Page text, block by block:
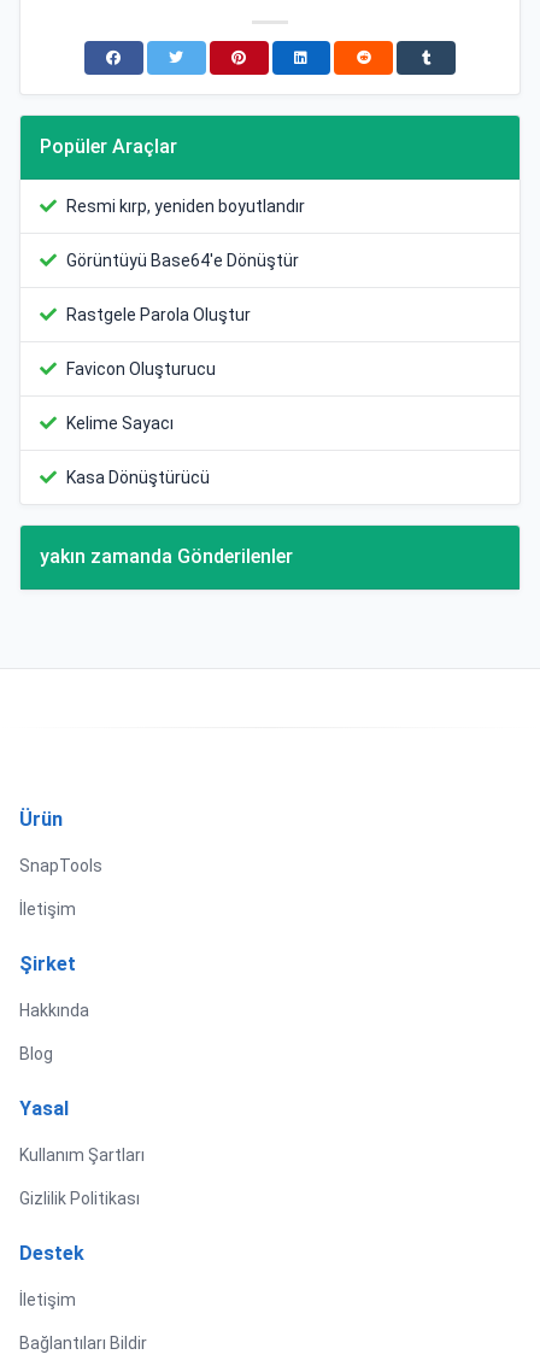
Popüler Araçlar
Resmi kırp, yeniden boyutlandır
Görüntüyü Base64'e Dönüştür
Rastgele Parola Oluştur
Favicon Oluşturucu
Kelime Sayacı
Kasa Dönüştürücü
yakın zamanda Gönderilenler
Ürün
SnapTools
İletişim
Şirket
Hakkında
Blog
Yasal
Kullanım Şartları
Gizlilik Politikası
Destek
İletişim
Bağlantıları Bildir